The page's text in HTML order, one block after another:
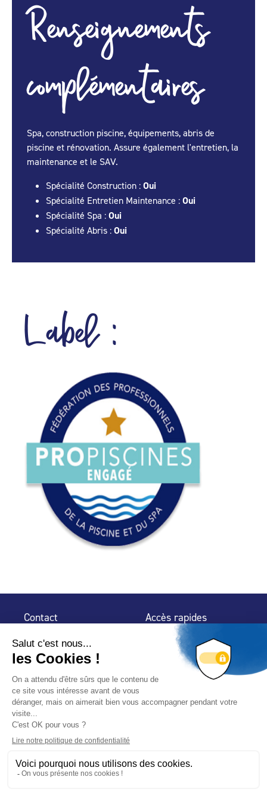
Renseignements
complémentaires
Spa, construction piscine, équipements, abris de
piscine et rénovation. Assure également l'entretien, la
maintenance et le SAV.
Spécialité Construction : Oui
Spécialité Entretien Maintenance : Oui
Spécialité Spa : Oui
Spécialité Abris : Oui
Label :
Contact
32 rue de Mogador
75 009 Paris
Accès rapides
Espace Presse
Trouver un
professionnel
Nous suivre